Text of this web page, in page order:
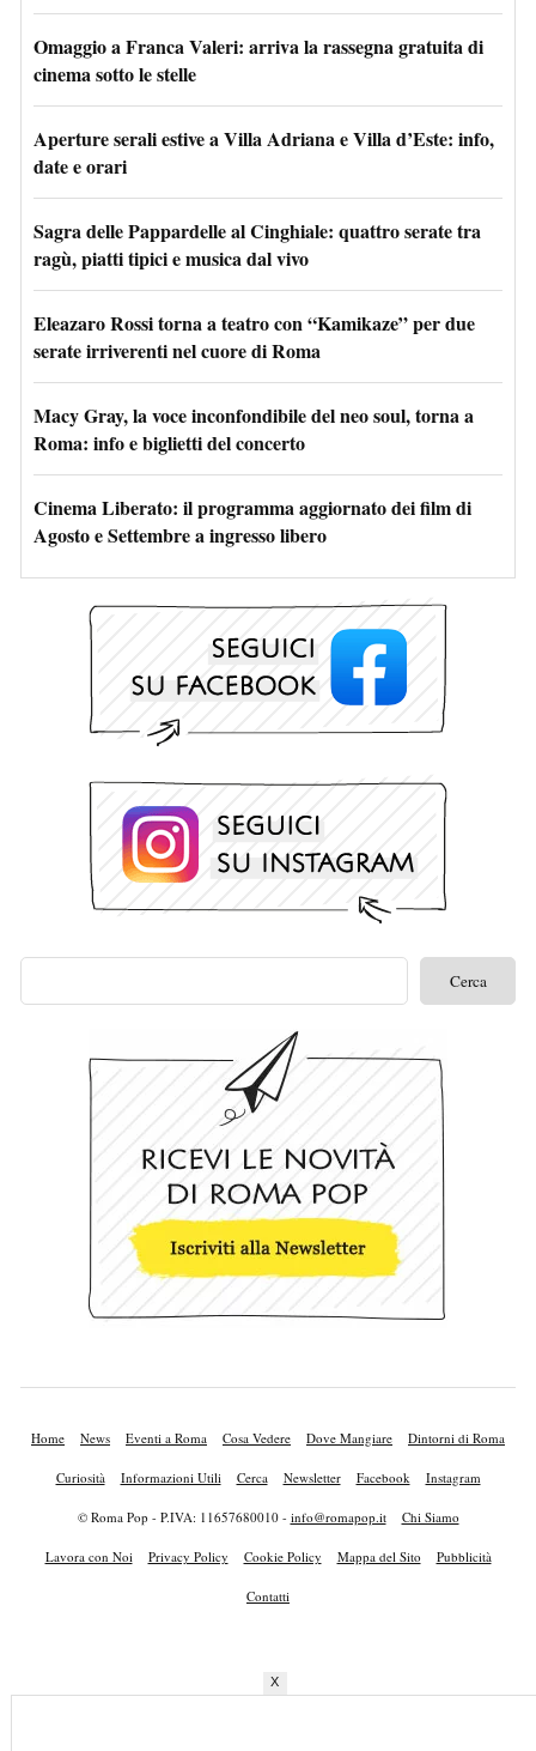
Omaggio a Franca Valeri: arriva la rassegna gratuita di
cinema sotto le stelle
Aperture serali estive a Villa Adriana e Villa d’Este: info,
date e orari
Sagra delle Pappardelle al Cinghiale: quattro serate tra
ragù, piatti tipici e musica dal vivo
Eleazaro Rossi torna a teatro con “Kamikaze” per due
serate irriverenti nel cuore di Roma
Macy Gray, la voce inconfondibile del neo soul, torna a
Roma: info e biglietti del concerto
Cinema Liberato: il programma aggiornato dei film di
Agosto e Settembre a ingresso libero
Home News Eventi a Roma Cosa Vedere Dove Mangiare Dintorni di Roma
Curiosità Informazioni Utili Cerca Newsletter Facebook Instagram
© Roma Pop - P.IVA: 11657680010 - info@romapop.it Chi Siamo
Lavora con Noi Privacy Policy Cookie Policy Mappa del Sito Pubblicità
Contatti
X